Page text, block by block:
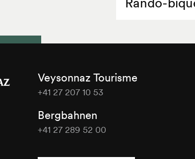
Veysonnaz Tourisme
+41 27 207 10 53
Bergbahnen
+41 27 289 52 00